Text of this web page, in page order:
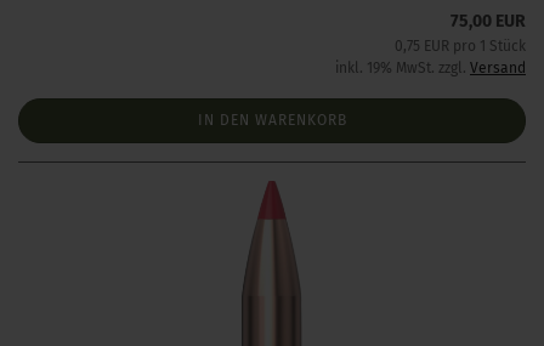
75,00 EUR
0,75 EUR pro 1 Stück
inkl. 19% MwSt. zzgl. Versand
IN DEN WARENKORB